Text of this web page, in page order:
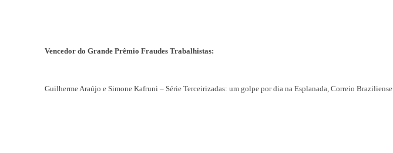
Vencedor do Grande Prêmio Fraudes Trabalhistas:
Guilherme Araújo e Simone Kafruni – Série Terceirizadas: um golpe por dia na Esplanada, Correio Braziliense.